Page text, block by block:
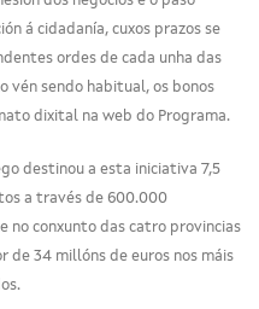
á cidadanía, cuxos prazos se
ordes de cada unha das
vén sendo habitual, os bonos
dixital na web do Programa.
destinou a esta iniciativa 7,5
a través de 600.000
no conxunto das catro provincias
de 34 millóns de euros nos máis